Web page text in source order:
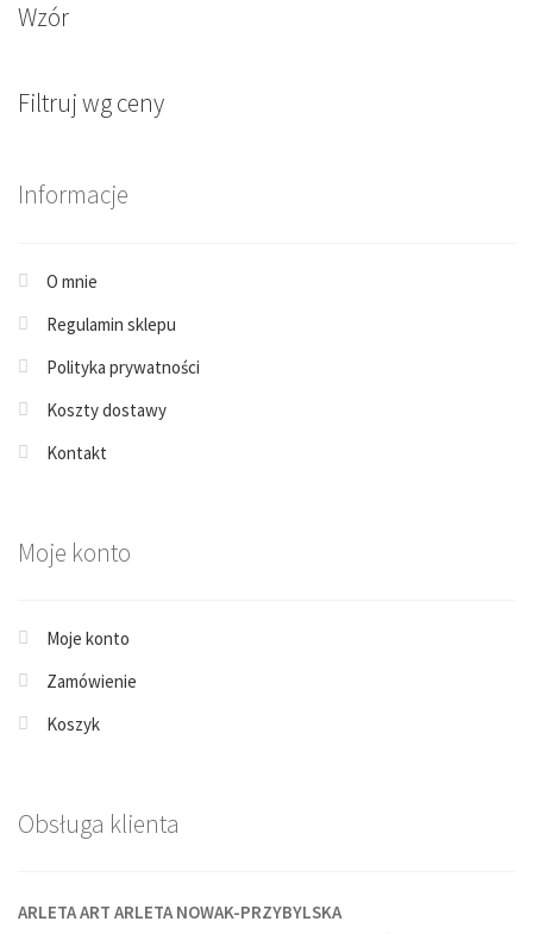
Wzór
Filtruj wg ceny
Informacje
O mnie
Regulamin sklepu
Polityka prywatności
Koszty dostawy
Kontakt
Moje konto
Moje konto
Zamówienie
Koszyk
Obsługa klienta
ARLETA ART ARLETA NOWAK-PRZYBYLSKA